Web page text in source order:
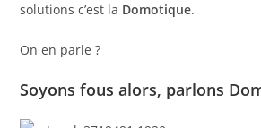
solutions c’est la Domotique.
On en parle ?
Soyons fous alors, parlons